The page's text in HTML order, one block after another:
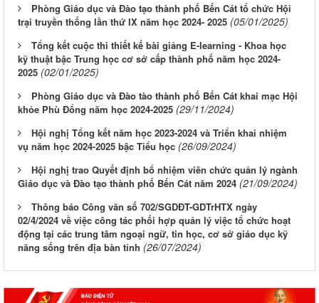
Phòng Giáo dục và Đào tạo thành phố Bến Cát tổ chức Hội
trại truyền thống lần thứ IX năm học 2024- 2025 (05/01/2025)
Tổng kết cuộc thi thiết kế bài giảng E-learning - Khoa học
kỹ thuật bậc Trung học cơ sở cấp thành phố năm học 2024-
2025 (02/01/2025)
Phòng Giáo dục và Đào tào thành phố Bến Cát khai mạc Hội
khỏe Phù Đổng năm học 2024-2025 (29/11/2024)
Hội nghị Tổng kết năm học 2023-2024 và Triển khai nhiệm
vụ năm học 2024-2025 bậc Tiểu học (26/09/2024)
Hội nghị trao Quyết định bổ nhiệm viên chức quản lý ngành
Giáo dục và Đào tạo thành phố Bến Cát năm 2024 (21/09/2024)
Thông báo Công văn số 702/SGDĐT-GDTrHTX ngày
02/4/2024 về việc công tác phối hợp quản lý việc tổ chức hoạt
động tại các trung tâm ngoại ngữ, tin học, cơ sở giáo dục kỹ
năng sống trên địa bàn tỉnh (26/07/2024)